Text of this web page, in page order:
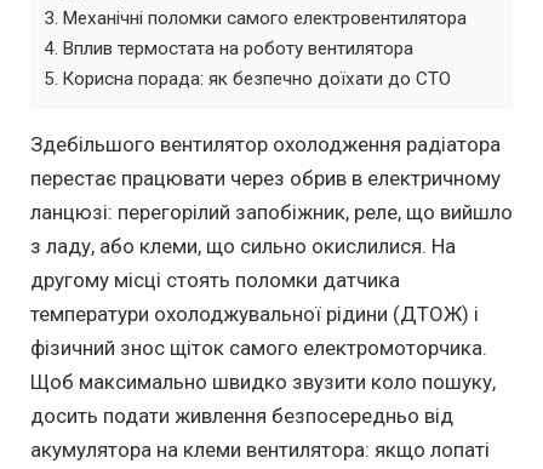
Механічні поломки самого електровентилятора
Вплив термостата на роботу вентилятора
Корисна порада: як безпечно доїхати до СТО
Здебільшого вентилятор охолодження радіатора
перестає працювати через обрив в електричному
ланцюзі: перегорілий запобіжник, реле, що вийшло
з ладу, або клеми, що сильно окислилися. На
другому місці стоять поломки датчика
температури охолоджувальної рідини (ДТОЖ) і
фізичний знос щіток самого електромоторчика.
Щоб максимально швидко звузити коло пошуку,
досить подати живлення безпосередньо від
акумулятора на клеми вентилятора: якщо лопаті